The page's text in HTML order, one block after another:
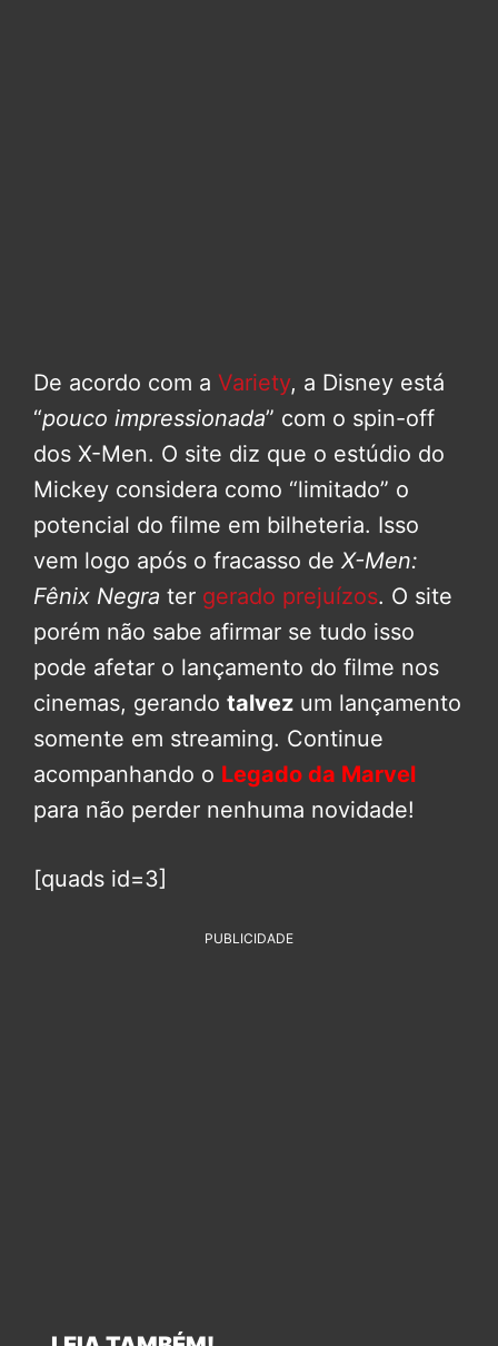
De acordo com a Variety, a Disney está
“pouco impressionada” com o spin-off
dos X-Men. O site diz que o estúdio do
Mickey considera como “limitado” o
potencial do filme em bilheteria. Isso
vem logo após o fracasso de X-Men:
Fênix Negra ter gerado prejuízos. O site
porém não sabe afirmar se tudo isso
pode afetar o lançamento do filme nos
cinemas, gerando talvez um lançamento
somente em streaming. Continue
acompanhando o Legado da Marvel
para não perder nenhuma novidade!
[quads id=3]
PUBLICIDADE